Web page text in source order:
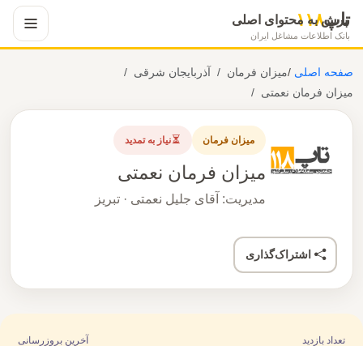
پرش به محتوای اصلی
تاپ۱۱۸
بانک اطلاعات مشاغل ایران
صفحه اصلی/ میزان فرمان
آذربایجان شرقی
میزان فرمان نعمتی
میزان فرمان نیاز به تمدید
میزان فرمان نعمتی
مدیریت: آقای جلیل نعمتی · تبریز
اشتراک‌گذاری
تعداد بازدید آخرین بروزرسانی